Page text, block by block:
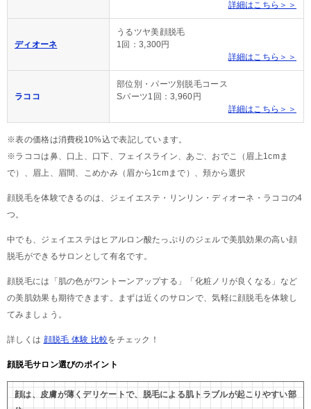
詳細はこちら＞＞
ディオーネ
うるツヤ美顔脱毛
1回：3,300円
詳細はこちら＞＞
ラココ
部位別・パーツ別脱毛コース
Sパーツ1回：3,960円
詳細はこちら＞＞
※表の価格は消費税10%込で表記しています。
※ラココは鼻、口上、口下、フェイスライン、あご、おでこ（眉上1cmま
で）、眉上、眉間、こめかみ（眉から1cmまで）、頬から選択
顔脱毛を体験できるのは、ジェイエステ・リンリン・ディオーネ・ラココの4
つ。
中でも、ジェイエステはヒアルロン酸たっぷりのジェルで美肌効果の高い顔
脱毛ができるサロンとして有名です。
顔脱毛には「肌の色がワントーンアップする」「化粧ノリが良くなる」など
の美肌効果も期待できます。まずは近くのサロンで、気軽に顔脱毛を体験し
てみましょう。
詳しくは 顔脱毛 体験 比較をチェック！
顔脱毛サロン選びのポイント
顔は、皮膚が薄くデリケートで、脱毛による肌トラブルが起こりやすい部